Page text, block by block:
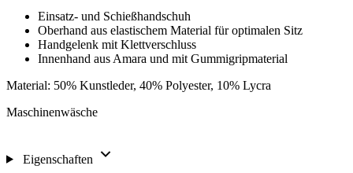
Einsatz- und Schießhandschuh
Oberhand aus elastischem Material für optimalen Sitz
Handgelenk mit Klettverschluss
Innenhand aus Amara und mit Gummigripmaterial
Material: 50% Kunstleder, 40% Polyester, 10% Lycra
Maschinenwäsche
Eigenschaften